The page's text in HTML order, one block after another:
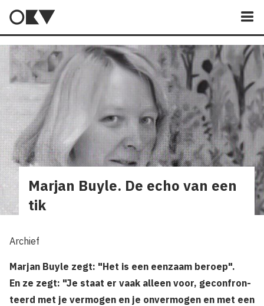
Marjan Buyle. De echo van een
tik
Archief
Marjan Buyle zegt: "Het is een eenzaam beroep".
En ze zegt: "Je staat er vaak alleen voor, geconfron­
teerd met je vermogen en je onvermogen en met een